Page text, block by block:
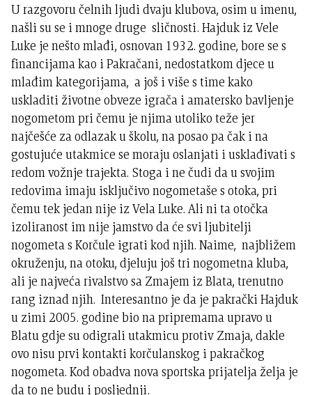
U razgovoru čelnih ljudi dvaju klubova, osim u imenu,
našli su se i mnoge druge sličnosti. Hajduk iz Vele
Luke je nešto mlađi, osnovan 1932. godine, bore se s
financijama kao i Pakračani, nedostatkom djece u
mlađim kategorijama, a još i više s time kako
uskladiti životne obveze igrača i amatersko bavljenje
nogometom pri čemu je njima utoliko teže jer
najčešće za odlazak u školu, na posao pa čak i na
gostujuće utakmice se moraju oslanjati i usklađivati s
redom vožnje trajekta. Stoga i ne čudi da u svojim
redovima imaju isključivo nogometaše s otoka, pri
čemu tek jedan nije iz Vela Luke. Ali ni ta otočka
izoliranost im nije jamstvo da će svi ljubitelji
nogometa s Korčule igrati kod njih. Naime, najbližem
okruženju, na otoku, djeluju još tri nogometna kluba,
ali je najveća rivalstvo sa Zmajem iz Blata, trenutno
rang iznad njih. Interesantno je da je pakrački Hajduk
u zimi 2005. godine bio na pripremama upravo u
Blatu gdje su odigrali utakmicu protiv Zmaja, dakle
ovo nisu prvi kontakti korčulanskog i pakračkog
nogometa. Kod obadva nova sportska prijatelja želja je
da to ne budu i posljednji.